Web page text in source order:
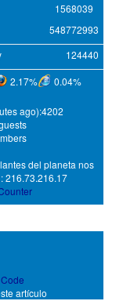
1568039
548772993
124440
2.17%
0.04%
ago):4202
del planeta nos
216.73.216.17
artículo